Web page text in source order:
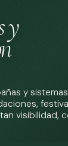
y
y
visibilidad,